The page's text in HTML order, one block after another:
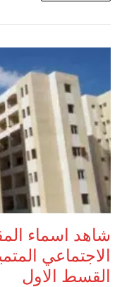
شاهد اسماء
القسط الاول